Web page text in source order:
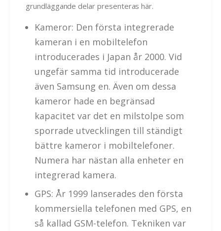
grundläggande delar presenteras här.
Kameror: Den första integrerade
kameran i en mobiltelefon
introducerades i Japan år 2000. Vid
ungefär samma tid introducerade
även Samsung en. Även om dessa
kameror hade en begränsad
kapacitet var det en milstolpe som
sporrade utvecklingen till ständigt
bättre kameror i mobiltelefoner.
Numera har nästan alla enheter en
integrerad kamera.
GPS: År 1999 lanserades den första
kommersiella telefonen med GPS, en
så kallad GSM-telefon. Tekniken var